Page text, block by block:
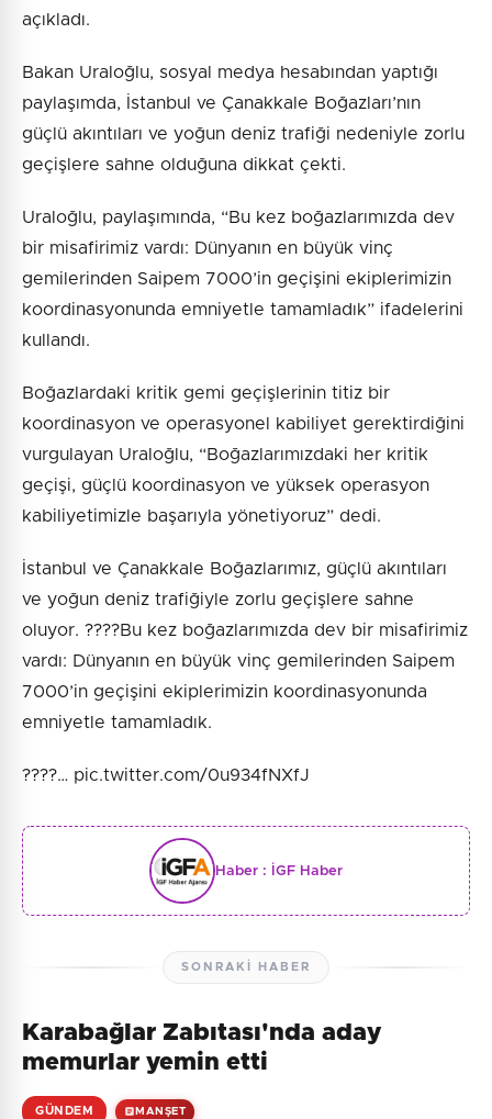
açıkladı.
Bakan Uraloğlu, sosyal medya hesabından yaptığı
paylaşımda, İstanbul ve Çanakkale Boğazları’nın
güçlü akıntıları ve yoğun deniz trafiği nedeniyle zorlu
geçişlere sahne olduğuna dikkat çekti.
Uraloğlu, paylaşımında, “Bu kez boğazlarımızda dev
bir misafirimiz vardı: Dünyanın en büyük vinç
gemilerinden Saipem 7000’in geçişini ekiplerimizin
koordinasyonunda emniyetle tamamladık” ifadelerini
kullandı.
Boğazlardaki kritik gemi geçişlerinin titiz bir
koordinasyon ve operasyonel kabiliyet gerektirdiğini
vurgulayan Uraloğlu, “Boğazlarımızdaki her kritik
geçişi, güçlü koordinasyon ve yüksek operasyon
kabiliyetimizle başarıyla yönetiyoruz” dedi.
İstanbul ve Çanakkale Boğazlarımız, güçlü akıntıları
ve yoğun deniz trafiğiyle zorlu geçişlere sahne
oluyor. ????Bu kez boğazlarımızda dev bir misafirimiz
vardı: Dünyanın en büyük vinç gemilerinden Saipem
7000’in geçişini ekiplerimizin koordinasyonunda
emniyetle tamamladık.
????️… pic.twitter.com/0u934fNXfJ
Haber : İGF Haber
SONRAKI HABER
Karabağlar Zabıtası'nda aday
memurlar yemin etti
GÜNDEM MANŞET